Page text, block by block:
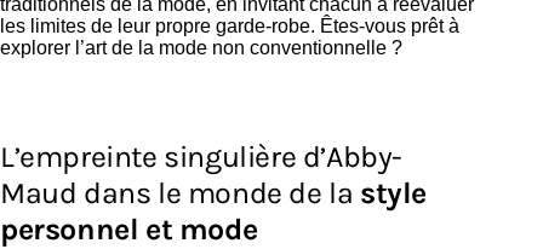
traditionnels de la mode, en invitant chacun à réévaluer
les limites de leur propre garde-robe. Êtes-vous prêt à
explorer l’art de la mode non conventionnelle ?
L’empreinte singulière d’Abby-
Maud dans le monde de la style
personnel et mode